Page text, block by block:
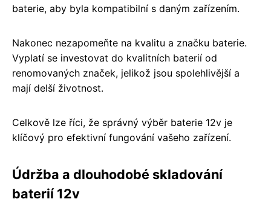
baterie, aby byla kompatibilní s daným zařízením.
Nakonec nezapomeňte na kvalitu a značku baterie.
Vyplatí se investovat do kvalitních baterií od
renomovaných značek, jelikož jsou spolehlivější a
mají delší životnost.
Celkově lze říci, že správný výběr baterie 12v je
klíčový pro efektivní fungování vašeho zařízení.
Údržba a dlouhodobé skladování
baterií 12v